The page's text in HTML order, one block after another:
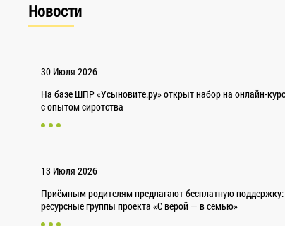
Новости
30 Июля 2026
На базе ШПР «Усыновите.ру» открыт набор на онлайн-
с опытом сиротства
13 Июля 2026
Приёмным родителям предлагают бесплатную
ресурсные группы проекта «С верой — в семью»